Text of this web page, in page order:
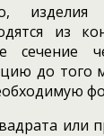
изделия
из
сечение
до того
или